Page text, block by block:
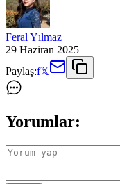
Feral Yılmaz
29 Haziran 2025
Paylaş:f𝕏
Yorumlar: